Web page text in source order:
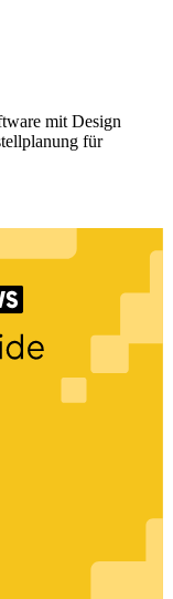
mit Design
für